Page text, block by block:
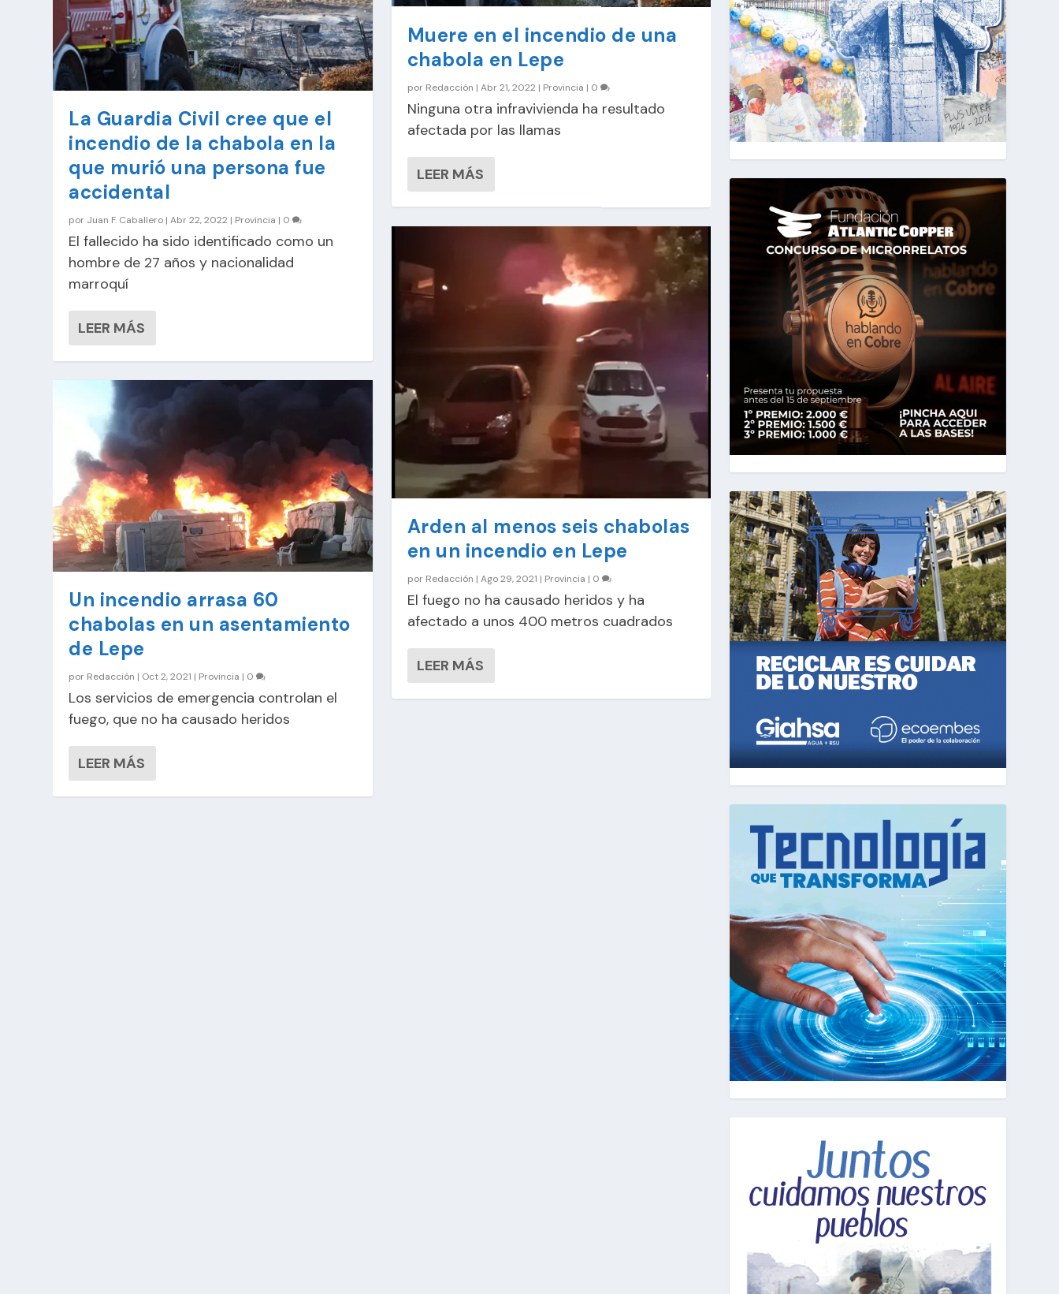
La Guardia Civil cree que el
incendio de la chabola en la
que murió una persona fue
accidental
por Juan F. Caballero |Abr 22, 2022 | Provincia | 0
El fallecido ha sido identificado como un
hombre de 27 años y nacionalidad
marroquí
LEER MÁS
Un incendio arrasa 60
chabolas en un asentamiento
de Lepe
por Redacción | Oct 2, 2021 | Provincia | 0
Los servicios de emergencia controlan el
fuego, que no ha causado heridos
LEER MÁS
Muere en el incendio de una
chabola en Lepe
por Redacción | Abr 21, 2022 | Provincia | 0
Ninguna otra infravivienda ha resultado
afectada por las llamas
LEER MÁS
Arden al menos seis chabolas
en un incendio en Lepe
por Redacción | Ago 29, 2021 | Provincia | 0
El fuego no ha causado heridos y ha
afectado a unos 400 metros cuadrados
LEER MÁS